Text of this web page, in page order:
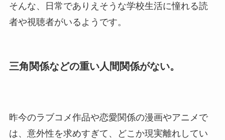
そんな、日常でありえそうな学校生活に憧れる読
者や視聴者がいるようです。
三角関係などの重い人間関係がない。
昨今のラブコメ作品や恋愛関係の漫画やアニメで
は、意外性を求めすぎて、どこか現実離れしてい